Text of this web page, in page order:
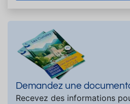
Demandez une
Recevez des informations